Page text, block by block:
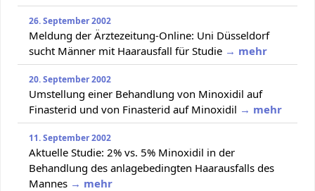
26. September 2002
Meldung der Ärztezeitung-Online: Uni Düsseldorf
sucht Männer mit Haarausfall für Studie → mehr
20. September 2002
Umstellung einer Behandlung von Minoxidil auf
Finasterid und von Finasterid auf Minoxidil → mehr
11. September 2002
Aktuelle Studie: 2% vs. 5% Minoxidil in der
Behandlung des anlagebedingten Haarausfalls des
Mannes → mehr